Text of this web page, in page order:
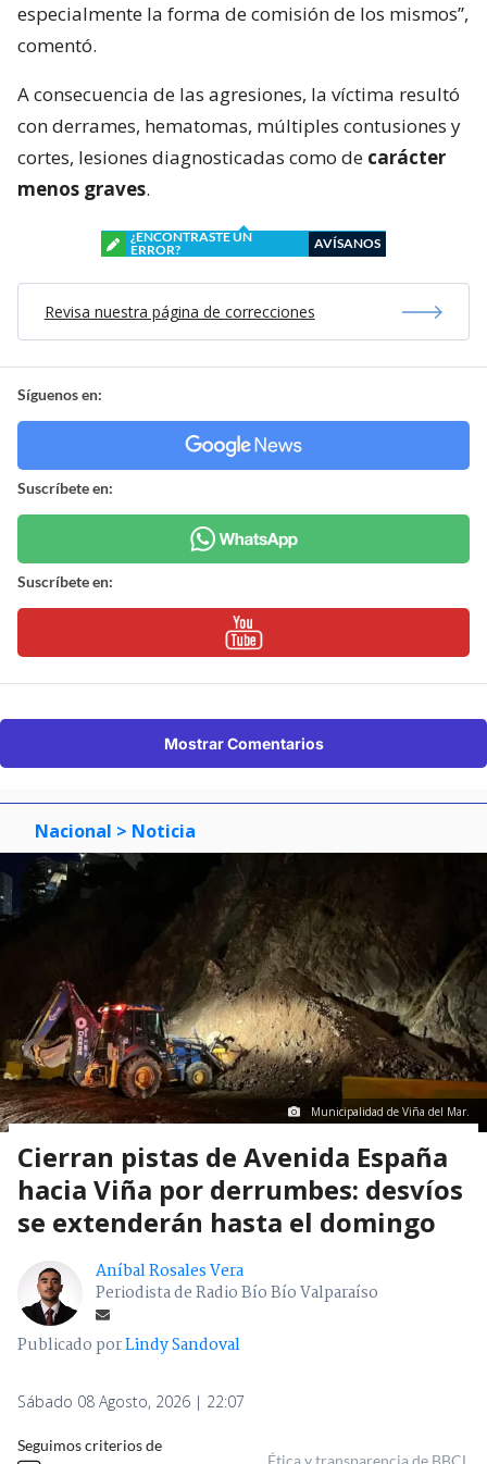
especialmente la forma de comisión de los mismos”,
comentó.
A consecuencia de las agresiones, la víctima resultó
con derrames, hematomas, múltiples contusiones y
cortes, lesiones diagnosticadas como de carácter
menos graves.
¿ENCONTRASTE UN
ERROR?
AVÍSANOS
Revisa nuestra página de correcciones
Síguenos en:
Suscríbete en:
Suscríbete en:
Mostrar Comentarios
Nacional > Noticia
Municipalidad de Viña del Mar.
Cierran pistas de Avenida España
hacia Viña por derrumbes: desvíos
se extenderán hasta el domingo
Aníbal Rosales Vera
Periodista de Radio Bío Bío Valparaíso
Publicado porLindy Sandoval
Sábado 08 Agosto, 2026 | 22:07
Seguimos criterios de
Ética y transparencia de BBCL